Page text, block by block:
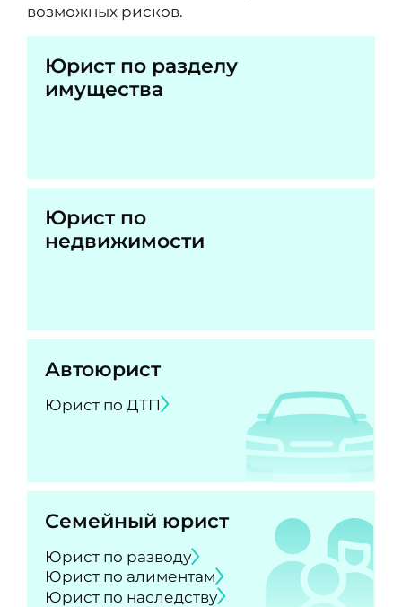
возможных рисков.
Юрист по разделу
имущества
Юрист по
недвижимости
Автоюрист
Юрист по ДТП
Семейный юрист
Юрист по разводу
Юрист по алиментам
Юрист по наследству